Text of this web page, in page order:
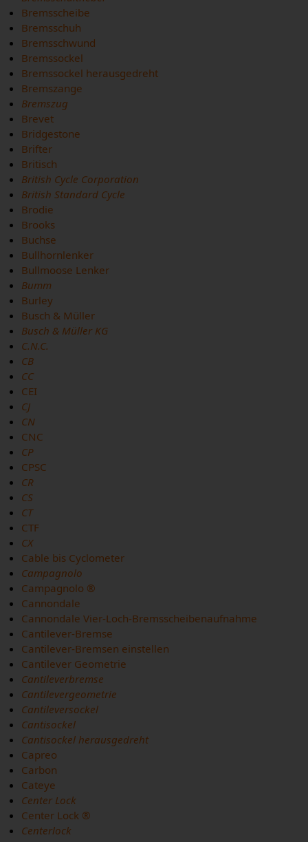
Bremsscheibe
Bremsschuh
Bremsschwund
Bremssockel
Bremssockel herausgedreht
Bremszange
Bremszug
Brevet
Bridgestone
Brifter
Britisch
British Cycle Corporation
British Standard Cycle
Brodie
Brooks
Buchse
Bullhornlenker
Bullmoose Lenker
Bumm
Burley
Busch & Müller
Busch & Müller KG
C.N.C.
CB
CC
CEI
CJ
CN
CNC
CP
CPSC
CR
CS
CT
CTF
CX
Cable bis Cyclometer
Campagnolo
Campagnolo ®
Cannondale
Cannondale Vier-Loch-Bremsscheibenaufnahme
Cantilever-Bremse
Cantilever-Bremsen einstellen
Cantilever Geometrie
Cantileverbremse
Cantilevergeometrie
Cantileversockel
Cantisockel
Cantisockel herausgedreht
Capreo
Carbon
Cateye
Center Lock
Center Lock ®
Centerlock